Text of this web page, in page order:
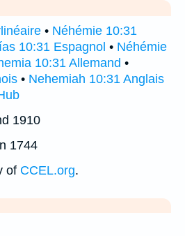
• Néhémie 10:31
10:31 Espagnol • Néhémie
10:31 Allemand •
• Nehemiah 10:31 Anglais
1910
1744
of CCEL.org.